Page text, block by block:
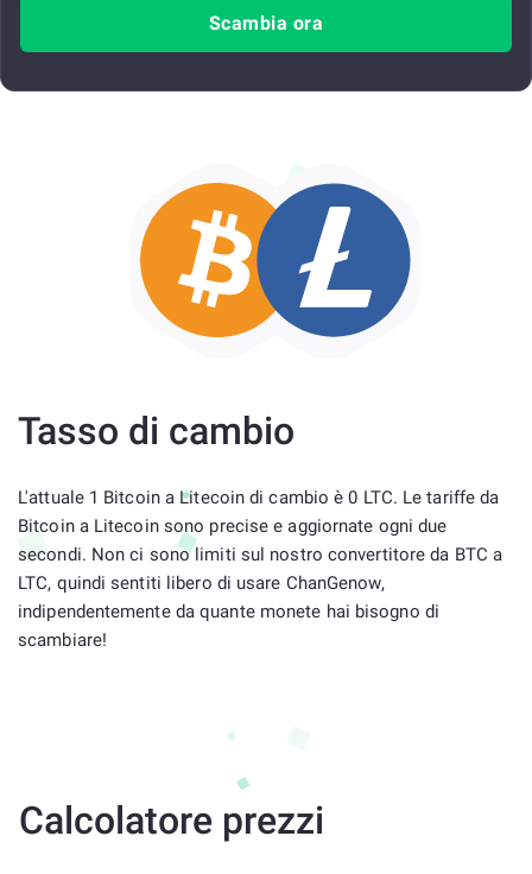
Scambia ora
Tasso di cambio
L'attuale 1 Bitcoin a Litecoin di cambio è 0 LTC. Le tariffe da
Bitcoin a Litecoin sono precise e aggiornate ogni due
secondi. Non ci sono limiti sul nostro convertitore da BTC a
LTC, quindi sentiti libero di usare ChanGenow,
indipendentemente da quante monete hai bisogno di
scambiare!
Calcolatore prezzi